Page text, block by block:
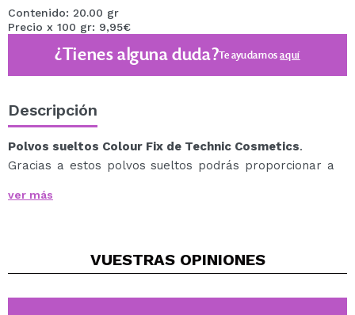
Contenido: 20.00 gr
Precio x 100 gr: 9,95€
¿Tienes alguna duda?Te ayudamosaquí
Descripción
Polvos sueltos Colour Fix de Technic Cosmetics.
Gracias a estos polvos sueltos podrás proporcionar a
y al mismo tiempo el aspecto grasiento.
mejor se adapte a tu piel.
ver más
VUESTRAS OPINIONES